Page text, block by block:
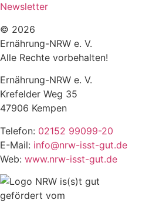
Newsletter
© 2026
Ernährung-NRW e. V.
Alle Rechte vorbehalten!
Ernährung-NRW e. V.
Krefelder Weg 35
47906 Kempen
Telefon: 02152 99099-20
E-Mail: info@nrw-isst-gut.de
Web: www.nrw-isst-gut.de
gefördert vom